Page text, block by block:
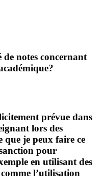
notes concernant
prévue dans
lors des
que je peux faire ce
pour
en utilisant des
l’utilisation